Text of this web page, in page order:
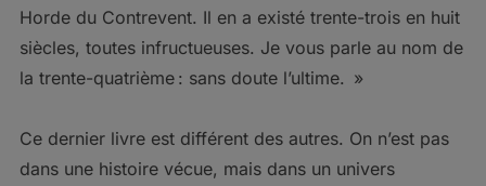
Horde du Contrevent. Il en a existé trente-trois en huit
siècles, toutes infructueuses. Je vous parle au nom de
la trente-quatrième : sans doute l’ultime. »
Ce dernier livre est différent des autres. On n’est pas
dans une histoire vécue, mais dans un univers